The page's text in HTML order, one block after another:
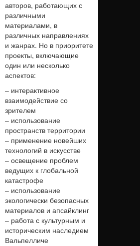
авторов, работающих с
различными
материалами, в
различных направлениях
и жанрах. Но в приоритете
проекты, включающие
один или несколько
аспектов:
– интерактивное
взаимодействие со
зрителем
– использование
пространств территории
– применение новейших
технологий в искусстве
– освещение проблем
ведущих к глобальной
катастрофе
– использование
экологически безопасных
материалов и апсайклинг
– работа с культурным и
историческим наследием
Вальпелличе